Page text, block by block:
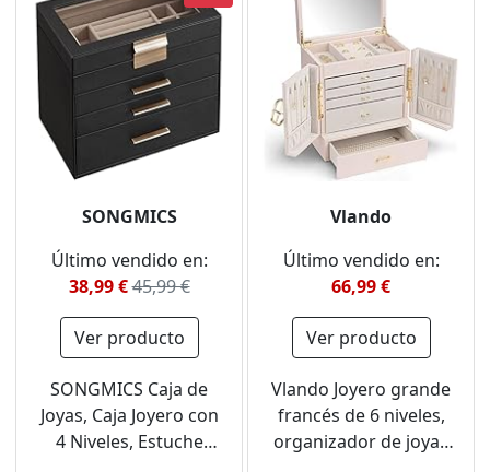
SONGMICS
Último vendido en:
38,99 €45,99 €
Ver producto
SONGMICS Caja de
Joyas, Caja Joyero con
4 Niveles, Estuche
Vlando
Último vendido en:
66,99 €
Ver producto
Vlando Joyero grande
francés de 6 niveles,
organizador de joyas